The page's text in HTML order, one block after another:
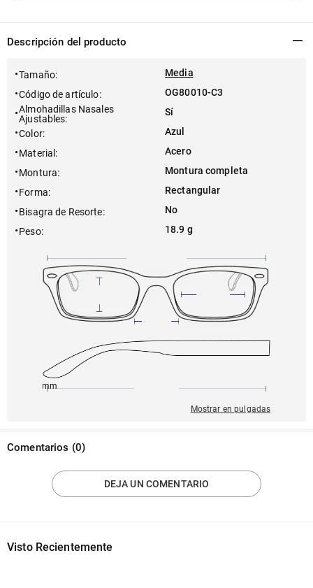
Descripción del producto
Tamaño:
Media
Código de artículo:
OG80010-C3
Almohadillas Nasales
Ajustables:
Sí
Color:
Azul
Material :
Acero
Montura:
Montura completa
Forma:
Rectangular
Bisagra de Resorte:
No
Peso: 18.9 g
145mm
Mostrar en pulgadas
Comentarios (0)
DEJA UN COMENTARIO
Visto Recientemente